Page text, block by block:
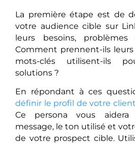
La première étape est de
votre audience cible sur
leurs besoins,
Comment prennent-ils leurs
mots-clés utilisent-ils
solutions ?
En répondant à ces
définir le profil de votre client
Ce persona vous
message, le ton utilisé et
de votre prospect cible.